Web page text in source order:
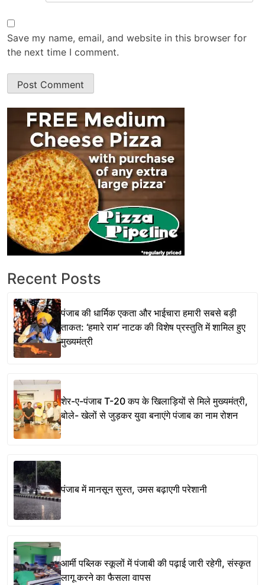
Save my name, email, and website in this browser for
the next time I comment.
Recent Posts
पंजाब की धार्मिक एकता और भाईचारा हमारी सबसे बड़ी
ताकत: ‘हमारे राम’ नाटक की विशेष प्रस्तुति में शामिल हुए
मुख्यमंत्री
शेर-ए-पंजाब T-20 कप के खिलाड़ियों से मिले मुख्यमंत्री,
बोले- खेलों से जुड़कर युवा बनाएंगे पंजाब का नाम रोशन
पंजाब में मानसून सुस्त, उमस बढ़ाएगी परेशानी
आर्मी पब्लिक स्कूलों में पंजाबी की पढ़ाई जारी रहेगी, संस्कृत
लागू करने का फैसला वापस